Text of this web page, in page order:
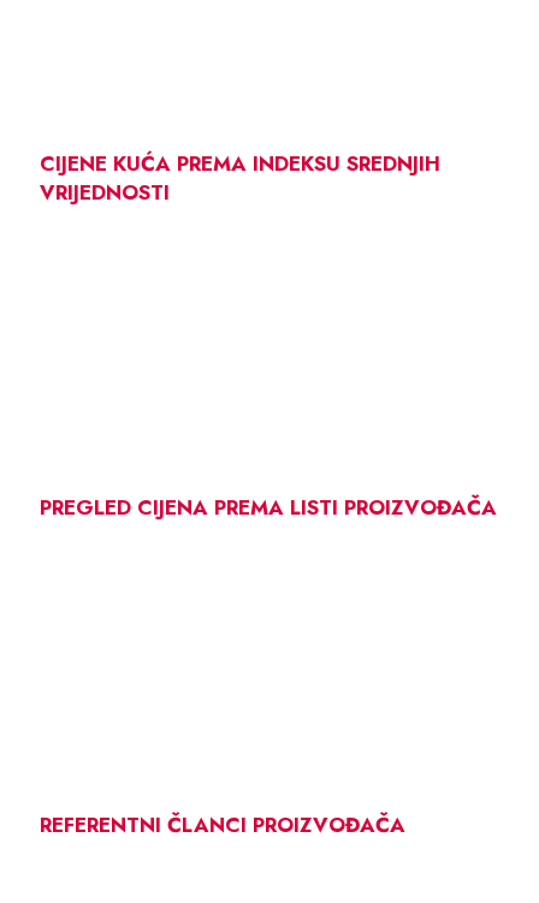
CIJENE KUĆA PREMA INDEKSU SREDNJIH
VRIJEDNOSTI
PREGLED CIJENA PREMA LISTI PROIZVOĐAČA
REFERENTNI ČLANCI PROIZVOĐAČA